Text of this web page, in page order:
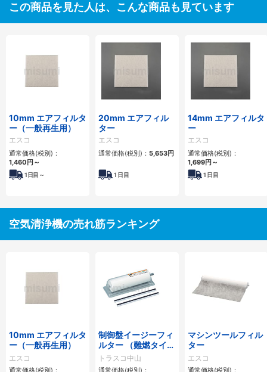
この商品を見た人は、こんな商品も見ています
10mm エアフィルタ
ー（一般再生用）
エスコ
通常価格(税別)：
1,460円 ～
1日目～
20mm エアフィル
ター
エスコ
通常価格(税別)： 5,653円
1 日目
14mm エアフィルタ
ー
エスコ
通常価格(税別)：
1,699円 ～
1 日目
空気清浄機の売れ筋ランキング
10mm エアフィルタ
ー（一般再生用）
エスコ
通常価格(税別)：
制御盤イージーフィ
ルター （難燃タイ
プ）
トラスコ中山
通常価格(税別)：
マシンツールフィル
ター
エスコ
通常価格(税別)：